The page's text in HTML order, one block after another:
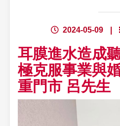
2024-05-09
耳膜進水造成
極克服事業與
重門市 呂先生